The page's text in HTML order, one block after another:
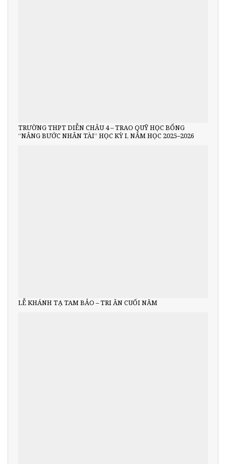
TRƯỜNG THPT DIỄN CHÂU 4 – TRAO QUỸ HỌC BỔNG
“NÂNG BƯỚC NHÂN TÀI” HỌC KỲ I, NĂM HỌC 2025–2026
LỄ KHÁNH TẠ TAM BẢO – TRI ÂN CUỐI NĂM